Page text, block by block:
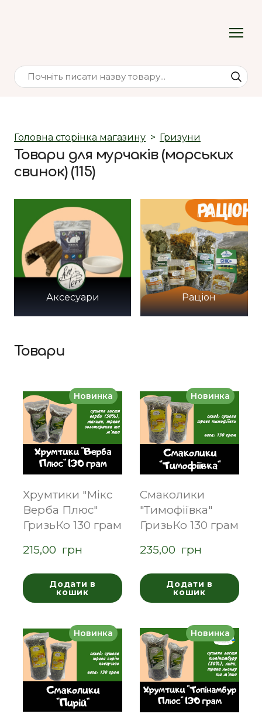
Головна сторінка магазину Гризуни
Товари для мурчаків (морських
свинок) (115)
Аксесуари Раціон
Товари
Новинка
Хрумтики "Мікс
Верба Плюс"
ГризьКо 130 грам
215,00  грн
Додати в
кошик
Новинка
Смаколики
"Тимофіївка"
ГризьКо 130 грам
235,00  грн
Додати в
кошик
Новинка Новинка